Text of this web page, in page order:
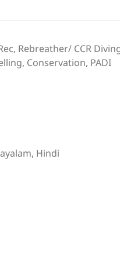
Rebreather/ CCR
Conservation, PADI
Hindi